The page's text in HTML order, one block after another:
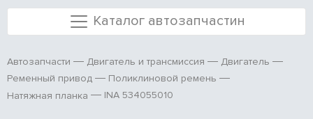
Каталог автозапчастин
Автозапчасти Двигатель и трансмиссия
Двигатель
Ременный привод
Поликлиновой ремень
Натяжная планка
INA 534055010